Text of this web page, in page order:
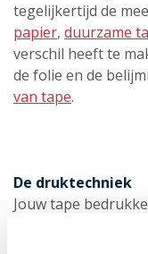
tegelijkertijd de
papier, duurzame
verschil heeft te
de folie en de
van tape.
De druktechniek
Jouw tape
meerdere clichés.
met een stempel.